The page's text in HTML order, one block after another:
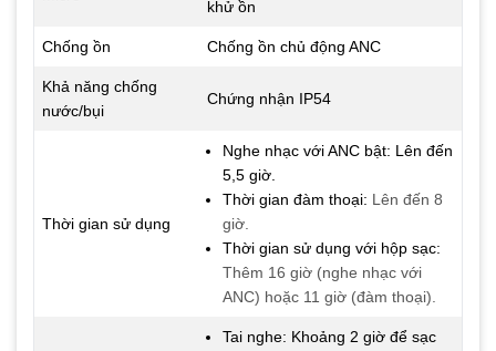
khử ồn
Chống ồn Chống ồn chủ động ANC
Khả năng chống
nước/bụi
Chứng nhận IP54
Thời gian sử dụng
Nghe nhạc với ANC bật: Lên đến
5,5 giờ.
Thời gian đàm thoại: Lên đến 8
giờ.
Thời gian sử dụng với hộp sạc:
Thêm 16 giờ (nghe nhạc với
ANC) hoặc 11 giờ (đàm thoại).
Tai nghe: Khoảng 2 giờ để sạc